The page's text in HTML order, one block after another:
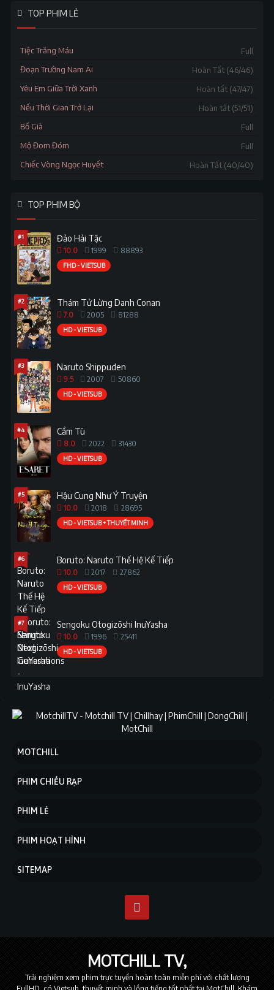
TOP PHIM LẺ
Tiệc Trăng Máu
Full
Đoạn Trường Nam Ai
Hoàn Tất (46/46)
Yêu Em Giữa Trời Xanh
Hoàn tất (47/47)
Nếu Thời Gian Trở Lại
Hoàn tất (51/51)
Bố Già
Full
Mộ Đom Đóm
Full
Chiếc Vòng Ngọc Huyết
Hoàn Tất (40/40)
TOP PHIM BỘ
#1 Đảo Hải Tặc
10.0 1999 88893
FHD - VIETSUB
#2 Thám Tử Lừng Danh Conan
7.0 2005 81288
HD - VIETSUB
#3 Naruto Shippuden
9.5 2007 50860
HD - VIETSUB
#4 Cầm Tù
8.0 2022 31430
HD - VIETSUB
#5 Hậu Cung Như Ý Truyện
10.0 2018 28695
HD - VIETSUB + THUYẾT MINH
#6 Boruto: Naruto Thế Hệ Kế Tiếp
10.0 2017 27862
HD - VIETSUB
#7 Sengoku Otogizōshi InuYasha
10.0 1996 25411
HD - VIETSUB
MOTCHILL
PHIM CHIẾU RẠP
PHIM LẺ
PHIM HOẠT HÌNH
SITEMAP
MOTCHILL TV
Trải nghiệm xem phim trực tuyến hoàn toàn miễn phí với chất lượng